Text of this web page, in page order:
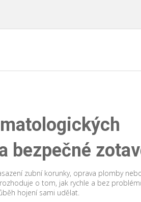
bezpečné
zubní korunky, oprava plomby
o tom, jak rychle a bez
hojení sami udělat.